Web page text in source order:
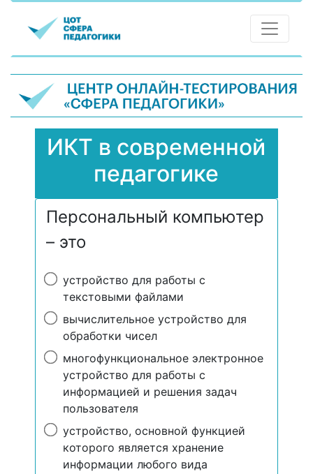
ИКТ в современной
педагогике
Персональный компьютер
– это
устройство для работы с
текстовыми файлами
вычислительное устройство для
обработки чисел
многофункциональное электронное
устройство для работы с
информацией и решения задач
пользователя
устройство, основной функцией
которого является хранение
информации любого вида